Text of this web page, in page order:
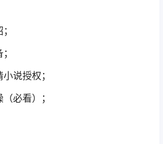
说授权；
必看）；